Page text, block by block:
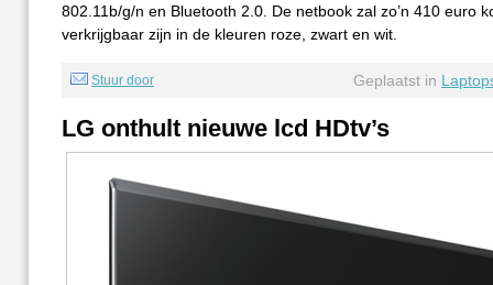
802.11b/g/n en Bluetooth 2.0. De netbook zal zo’n 410 euro
verkrijgbaar zijn in de kleuren roze, zwart en wit.
Stuur door Geplaatst in
LG onthult nieuwe lcd HDtv’s